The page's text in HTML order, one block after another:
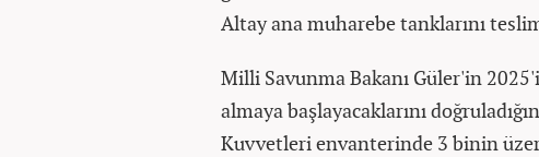
Altay ana muharebe tanklarını
Milli Savunma Bakanı Güler'in
almaya başlayacaklarını
Kuvvetleri envanterinde 3 binin